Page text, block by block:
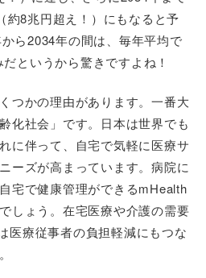
約8兆円超え！）にもなると予
ら2034年の間は、毎年平均で
というから驚きですよね！
つかの理由があります。一番大
化社会」です。日本は世界でも
に伴って、自宅で気軽に医療サ
ーズが高まっています。病院に
宅で健康管理ができるmHealth
しょう。在宅医療や介護の需要
医療従事者の負担軽減にもつな